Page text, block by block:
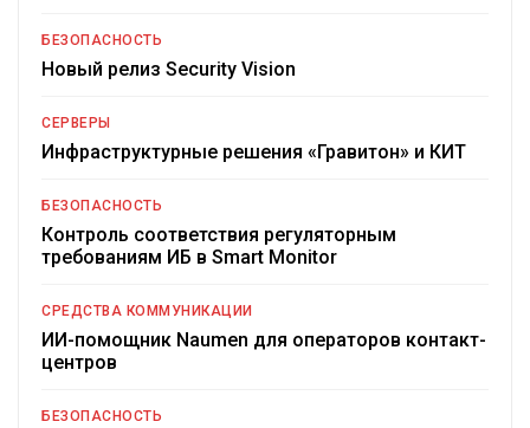
БЕЗОПАСНОСТЬ
Новый релиз Security Vision
СЕРВЕРЫ
Инфраструктурные решения «Гравитон» и КИТ
БЕЗОПАСНОСТЬ
Контроль соответствия регуляторным
требованиям ИБ в Smart Monitor
СРЕДСТВА КОММУНИКАЦИИ
ИИ-помощник Naumen для операторов контакт-
центров
БЕЗОПАСНОСТЬ